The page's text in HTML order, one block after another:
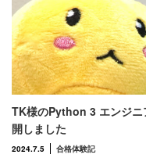
TK様のPython 3 エンジニ
開しました
2024.7.5 合格体験記